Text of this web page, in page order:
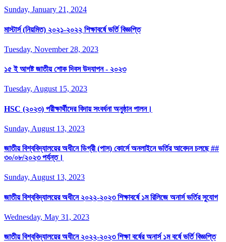
Sunday, January 21, 2024
মাস্টার্স (নিয়মিত) ২০২১-২০২২ শিক্ষাবর্ষে ভর্তি বিজ্ঞপ্তি
Tuesday, November 28, 2023
১৫ ই আগষ্ট জাতীয় শোক দিবস উদযাপন - ২০২৩
Tuesday, August 15, 2023
HSC (২০২৩) পরীক্ষার্থীদের বিদায় সংবর্ধনা অনুষ্ঠান পালন।
Sunday, August 13, 2023
জাতীয় বিশ্ববিদ্যালয়ের অধীনে ডিগ্রী (পাস) কোর্সে অনলাইনে ভর্তির আবেদন চলছে ##
৩০/০৮/২০২৩ পর্যন্ত।
Sunday, August 13, 2023
জাতীয় বিশ্ববিদ্যালয়ের অধীনে ২০২২-২০২৩ শিক্ষাবর্ষে ১ম রিলিজে অনার্স ভর্তির সুযোগ
Wednesday, May 31, 2023
জাতীয় বিশ্ববিদ্যালয়ের অধীনে ২০২২-২০২৩ শিক্ষা বর্ষের অনার্স ১ম বর্ষে ভর্তি বিজ্ঞপ্তি